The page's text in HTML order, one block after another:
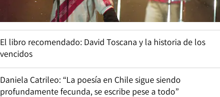
El libro recomendado: David Toscana y la historia de los
vencidos
Daniela Catrileo: “La poesía en Chile sigue siendo
profundamente fecunda, se escribe pese a todo”